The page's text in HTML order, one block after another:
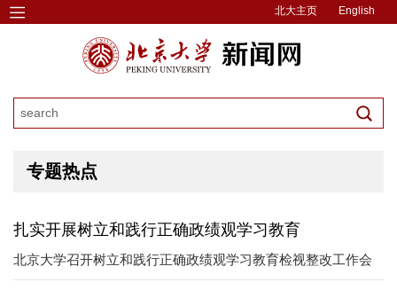
北大主页 English
专题热点
扎实开展树立和践行正确政绩观学习教育
北京大学召开树立和践行正确政绩观学习教育检视整改工作会